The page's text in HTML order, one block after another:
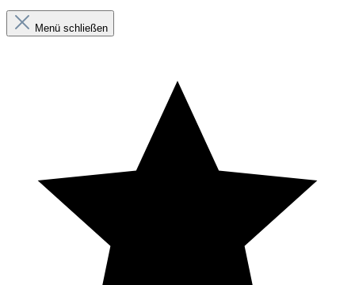
Menü schließen